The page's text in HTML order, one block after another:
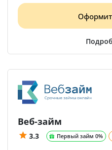
Веб-займ
3.3 Первый займ 0%